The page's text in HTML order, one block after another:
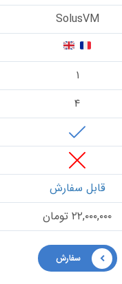
SolusVM
قابل سفارش
۲۲,۰۰۰,۰۰۰ تومان
سفارش